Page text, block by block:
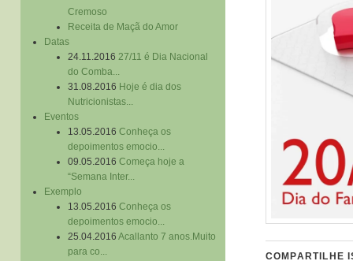
Cremoso
Receita de Maçã do Amor
Datas
24.11.2016 27/11 é Dia Nacional
do Comba...
31.08.2016 Hoje é dia dos
Nutricionistas...
Eventos
13.05.2016 Conheça os
depoimentos emocio...
09.05.2016 Começa hoje a
“Semana Inter...
Exemplo
13.05.2016 Conheça os
depoimentos emocio...
25.04.2016 Acallanto 7 anos.Muito
para co...
COMPARTILHE